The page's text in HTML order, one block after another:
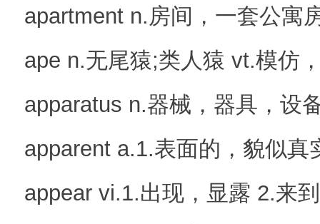
apartment n.房间，一套公寓
ape n.无尾猿;类人猿 vt.模仿
apparatus n.器械，器具，设
apparent a.1.表面的，貌似真
appear vi.1.出现，显露 2.来